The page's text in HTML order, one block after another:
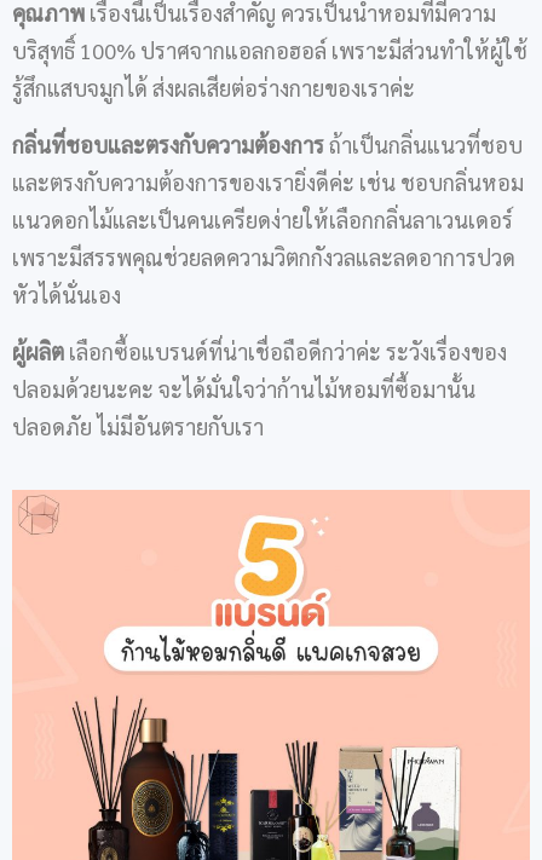
คุณภาพ เรื่องนี้เป็นเรื่องสำคัญ ควรเป็นน้ำหอมที่มีความ
บริสุทธิ์ 100% ปราศจากแอลกอฮอล์ เพราะมีส่วนทำให้ผู้ใช้
รู้สึกแสบจมูกได้ ส่งผลเสียต่อร่างกายของเราค่ะ
กลิ่นที่ชอบและตรงกับความต้องการถ้าเป็นกลิ่นแนวที่ชอบ
และตรงกับความต้องการของเรายิ่งดีค่ะ เช่น ชอบกลิ่นหอม
แนวดอกไม้และเป็นคนเครียดง่ายให้เลือกกลิ่นลาเวนเดอร์
เพราะมีสรรพคุณช่วยลดความวิตกกังวลและลดอาการปวด
หัวได้นั่นเอง
ผู้ผลิต เลือกซื้อแบรนด์ที่น่าเชื่อถือดีกว่าค่ะ ระวังเรื่องของ
ปลอมด้วยนะคะ จะได้มั่นใจว่าก้านไม้หอมที่ซื้อมานั้น
ปลอดภัย ไม่มีอันตรายกับเรา